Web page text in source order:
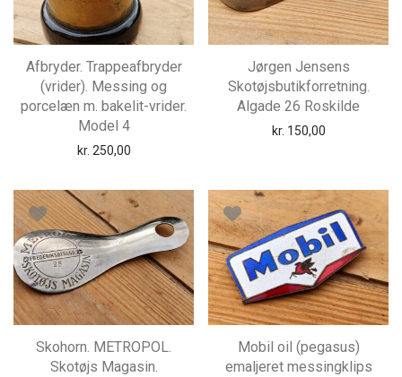
Afbryder. Trappeafbryder
(vrider). Messing og
porcelæn m. bakelit-vrider.
Model 4
kr. 250,00
Jørgen Jensens
Skotøjsbutikforretning.
Algade 26 Roskilde
kr. 150,00
Skohorn. METROPOL.
Skotøjs Magasin.
Mobil oil (pegasus)
emaljeret messingklips